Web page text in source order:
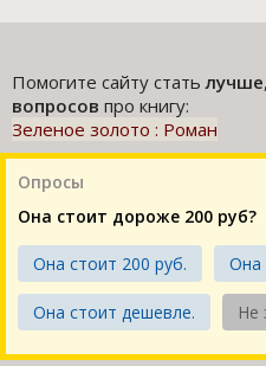
Помогите сайту статьлучше
вопросов про книгу:
Зеленое золото : Роман
Опросы
Она стоит дороже 200 руб?
Она стоит 200 руб. Она
Она стоит дешевле. Не